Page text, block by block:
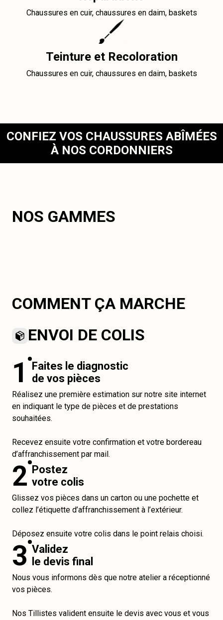
Chaussures en cuir, chaussures en daim, baskets
Teinture et Recoloration
Chaussures en cuir, chaussures en daim, baskets
CONFIEZ VOS CHAUSSURES ABÎMÉES
À NOS CORDONNIERS
NOS GAMMES
COMMENT ÇA MARCHE
ENVOI DE COLIS
1
Faites le diagnostic
de vos pièces
Réalisez une première estimation sur notre site internet
en indiquant le type de pièces et de prestations
souhaitées.
Recevez ensuite votre confirmation et votre bordereau
d’affranchissement par mail.
2 Postez
votre colis
Glissez vos pièces dans un carton ou une pochette et
collez l’étiquette d’affranchissement à l’extérieur.
Déposez ensuite votre colis dans le point relais choisi.
3 Validez
le devis final
Nous vous informons dès que notre atelier a réceptionné
vos pièces.
Nos Tillistes valident ensuite le devis avec vous et vous